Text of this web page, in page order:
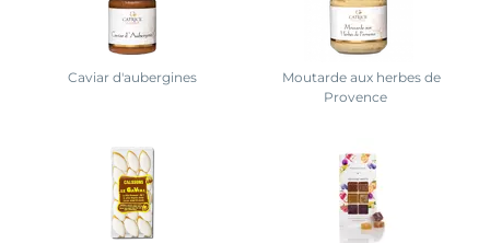
Caviar d'aubergines
Moutarde aux herbes de
Provence